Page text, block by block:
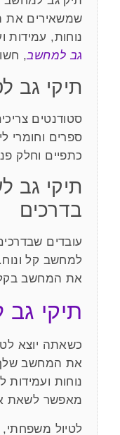
שמשאירים את
נוחות, עמידות
גב למחשב,
תיקי גב
סטודנטים
ספרים וחומרי
כתפיים וחלק
תיקי גב
בדרכים
עובדים
למחשב קל ונוח.
את המחשב
תיקי
כשאתה יוצא
את המחשב
נוחות ועמידות
מאפשר לשאת
לטיול משפחתי,